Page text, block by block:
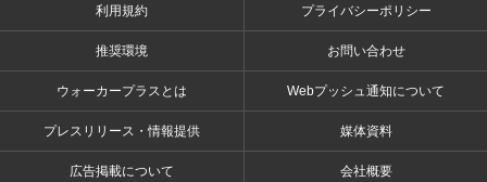
利用規約 プライバシーポリシー
推奨環境 お問い合わせ
ウォーカープラスとは Webプッシュ通知について
プレスリリース・情報提供 媒体資料
広告掲載について 会社概要